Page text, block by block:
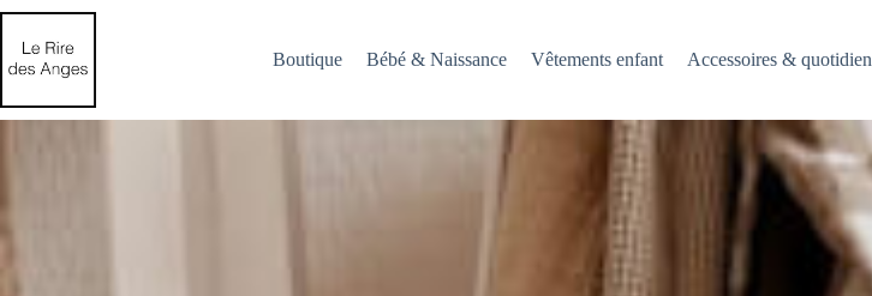
Passer
contenu
Boutique Bébé & Naissance Vêtements enfant Accessoires & quotidien